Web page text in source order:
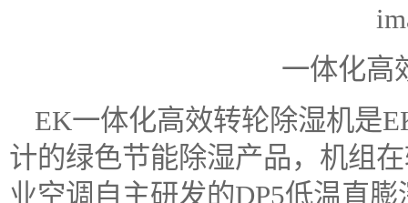
一体化高
EK一体化高效转轮除湿机是
计的绿色节能除湿产品，机组
业空调自主研发的DP5低温直